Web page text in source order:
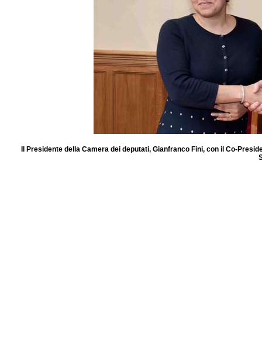
Il Presidente della Camera dei deputati, Gianfranco Fini, con il Co-